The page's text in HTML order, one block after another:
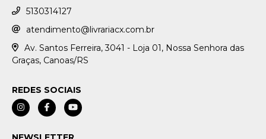
5130314127
atendimento@livrariacx.com.br
Av. Santos Ferreira, 3041 - Loja 01, Nossa Senhora das
Graças, Canoas/RS
REDES SOCIAIS